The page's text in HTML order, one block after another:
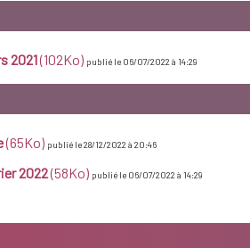
2021(102Ko) publié le 06/07/2022 à 14:29
(65Ko) publié le 28/12/2022 à 20:46
2022(58Ko) publié le 06/07/2022 à 14:29